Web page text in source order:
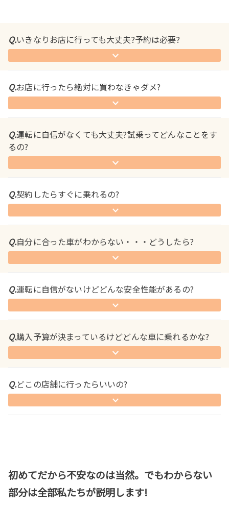
Q.いきなりお店に行っても大丈夫?予約は必要?
Q.お店に行ったら絶対に買わなきゃダメ?
Q.運転に自信がなくても大丈夫?試乗ってどんなことをす
るの?
Q.契約したらすぐに乗れるの?
Q.自分に合った車がわからない・・・どうしたら?
Q.運転に自信がないけどどんな安全性能があるの?
Q.購入予算が決まっているけどどんな車に乗れるかな?
Q.どこの店舗に行ったらいいの?
初めてだから不安なのは当然。でもわからない
部分は全部私たちが説明します!